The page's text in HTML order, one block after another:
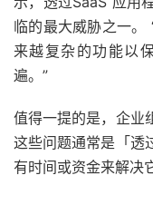
临的最大威胁之一。
来越复杂的功能以
遍。”
值得一提的是，企业
这些问题通常是「透
有时间或资金来解决